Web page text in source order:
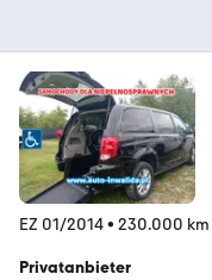
EZ 01/2014• 230.000 km
Privatanbieter